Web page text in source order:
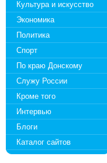
Культура и искусство
Экономика
Политика
Спорт
По краю Донскому
Служу России
Кроме того
Интервью
Блоги
Каталог сайтов